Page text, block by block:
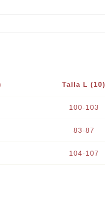
Talla L (10)
100-103
83-87
104-107